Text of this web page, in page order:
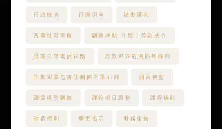
行政檢查 行為保全 被告獲利
西藥批發零售 訓練津貼 分類：勞動法令
設置公眾電信網路 詐欺犯罪危害防制條例
詐欺犯罪危害防制條例第47條 語言模型
語言模型訓練 課稅項目調整 課程補助
請假規則 變更指示 財務報告